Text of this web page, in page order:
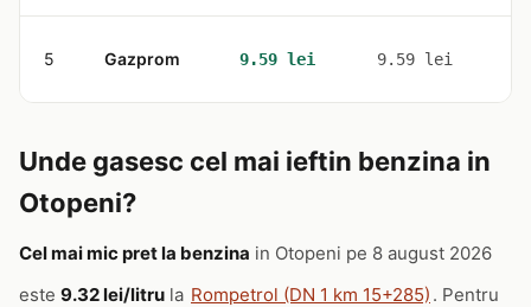
5 Gazprom 9.59 lei 9.59 lei
Unde gasesc cel mai ieftin benzina in
Otopeni?
Cel mai mic pret la benzina in Otopeni pe 8 august 2026
este 9.32 lei/litru la Rompetrol (DN 1 km 15+285) . Pentru